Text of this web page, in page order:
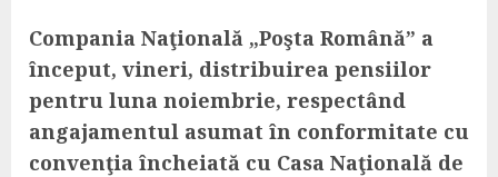
Compania Naţională „Poşta Română” a
început, vineri, distribuirea pensiilor
pentru luna noiembrie, respectând
angajamentul asumat în conformitate cu
convenţia încheiată cu Casa Naţională de